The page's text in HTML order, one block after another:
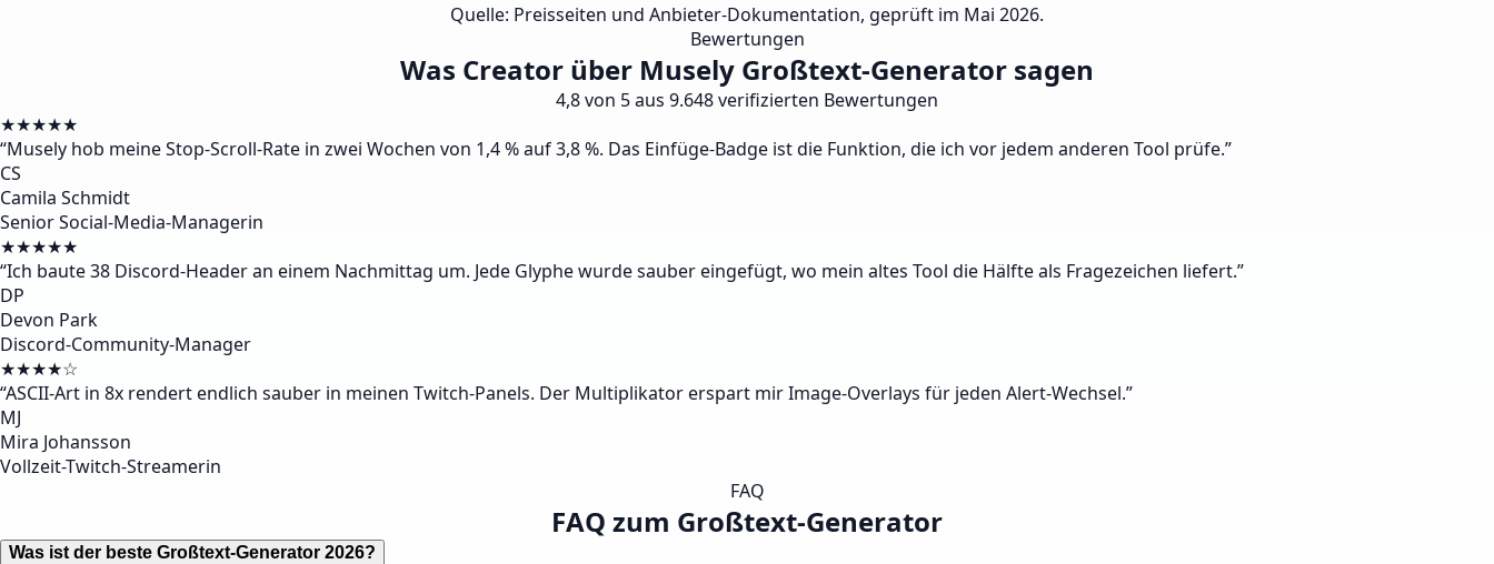
Quelle: Preisseiten und Anbieter-Dokumentation, geprüft im Mai 2026.
Bewertungen
Was Creator über Musely Großtext-Generator sagen
4,8 von 5 aus 9.648 verifizierten Bewertungen
★★★★★
“Musely hob meine Stop-Scroll-Rate in zwei Wochen von 1,4 % auf 3,8 %. Das Einfüge-Badge ist die Funktion, die ich vor jedem anderen Tool prüfe.”
CS
Camila Schmidt
Senior Social-Media-Managerin
★★★★★
“Ich baute 38 Discord-Header an einem Nachmittag um. Jede Glyphe wurde sauber eingefügt, wo mein altes Tool die Hälfte als Fragezeichen liefert.”
DP
Devon Park
Discord-Community-Manager
★★★★☆
“ASCII-Art in 8x rendert endlich sauber in meinen Twitch-Panels. Der Multiplikator erspart mir Image-Overlays für jeden Alert-Wechsel.”
MJ
Mira Johansson
Vollzeit-Twitch-Streamerin
FAQ
FAQ zum Großtext-Generator
Was ist der beste Großtext-Generator 2026?